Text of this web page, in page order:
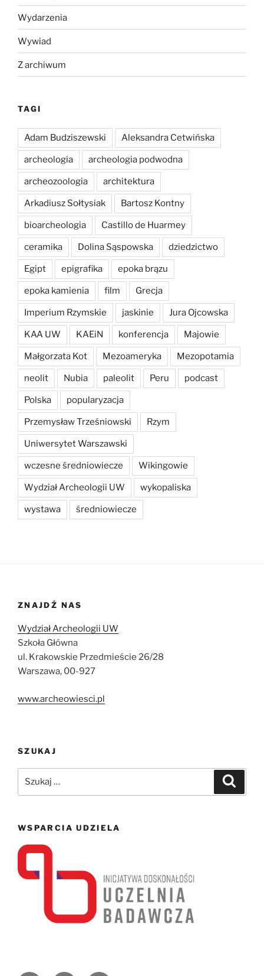
Wydarzenia
Wywiad
Z archiwum
TAGI
Adam Budziszewski Aleksandra Cetwińska
archeologia archeologia podwodna
archeozoologia architektura
Arkadiusz Sołtysiak Bartosz Kontny
bioarcheologia Castillo de Huarmey
ceramika Dolina Sąspowska dziedzictwo
Egipt epigrafika epoka brązu
epoka kamienia film Grecja
Imperium Rzymskie jaskinie Jura Ojcowska
KAA UW KAEiN konferencja Majowie
Małgorzata Kot Mezoameryka Mezopotamia
neolit Nubia paleolit Peru podcast
Polska popularyzacja
Przemysław Trześniowski Rzym
Uniwersytet Warszawski
wczesne średniowiecze Wikingowie
Wydział Archeologii UW wykopaliska
wystawa średniowiecze
ZNAJDŹ NAS
Wydział Archeologii UW
Szkoła Główna
ul. Krakowskie Przedmieście 26/28
Warszawa, 00-927
www.archeowiesci.pl
SZUKAJ
WSPARCIA UDZIELA